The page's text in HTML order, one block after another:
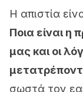
Η απιστία
Ποια είναι
μας και οι
σωστά τον